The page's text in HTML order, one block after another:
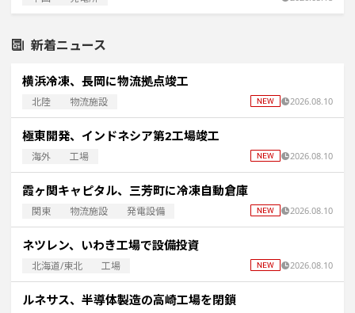
新着ニュース
横浜冷凍、長岡に物流拠点竣工
北陸 物流施設 2026.08.10
極東開発、インドネシア第2工場竣工
海外 工場 2026.08.10
霞ヶ関キャピタル、三芳町に冷凍自動倉庫
関東 物流施設 発電設備 2026.08.10
ネツレン、いわき工場で設備投資
北海道/東北 工場 2026.08.10
ルネサス、半導体製造の高崎工場を閉鎖